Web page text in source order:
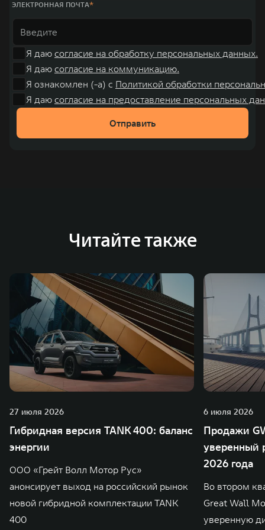
ЭЛЕКТРОННАЯ ПОЧТА
Я даю согласие на обработку персональных данных.
Я даю согласие на коммуникацию.
Я ознакомлен (-а) с Политикой обработки
Я даю согласие на предоставление персональных
Отправить
Читайте также
27 июля 2026
Гибридная версия TANK 400: баланс
энергии
ООО «Грейт Волл Мотор Рус»
анонсирует выход на российский рынок
новой гибридной комплектации TANK
400
6 июля 2026
Продажи
уверенный
2026 года
Во втором
Great Wall
уверенную